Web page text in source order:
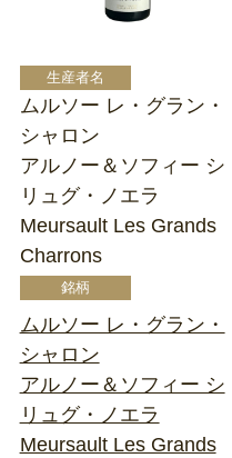
ムルソー レ・グラン・
シャロン
アルノー＆ソフィー シ
リュグ・ノエラ
Meursault Les Grands
Charrons
ムルソー レ・グラン・
シャロン
アルノー＆ソフィー シ
リュグ・ノエラ
Meursault Les Grands